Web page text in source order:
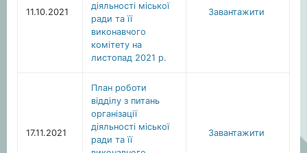
11.10.2021
діяльності міської
ради та її
виконавчого
комітету на
листопад 2021 р.
Завантажити
17.11.2021
План роботи
відділу з питань
організації
діяльності міської
ради та її
Завантажити